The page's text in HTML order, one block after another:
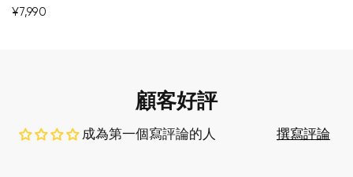
¥7,990
顧客好評
成為第一個寫評論的人 撰寫評論